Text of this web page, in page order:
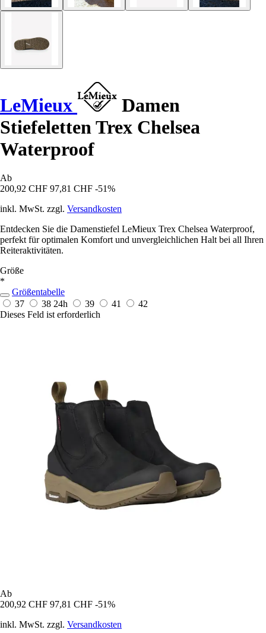
LeMieux
Damen
Stiefeletten Trex Chelsea
Waterproof
Ab
200,92 CHF 97,81 CHF -51%
inkl. MwSt. zzgl. Versandkosten
Entdecken Sie die Damenstiefel LeMieux Trex Chelsea Waterproof,
perfekt für optimalen Komfort und unvergleichlichen Halt bei all Ihren
Reiteraktivitäten.
Größe
*
Größentabelle
37
38 24h 39 41
42
Dieses Feld ist erforderlich
Ab
200,92 CHF 97,81 CHF -51%
inkl. MwSt. zzgl. Versandkosten